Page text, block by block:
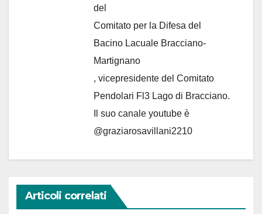
del
Comitato per la Difesa del
Bacino Lacuale Bracciano-
Martignano
, vicepresidente del Comitato
Pendolari Fl3 Lago di Bracciano.
Il suo canale youtube è
@graziarosavillani2210
Articoli correlati